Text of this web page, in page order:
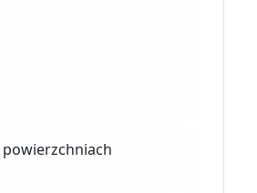
powierzchniach